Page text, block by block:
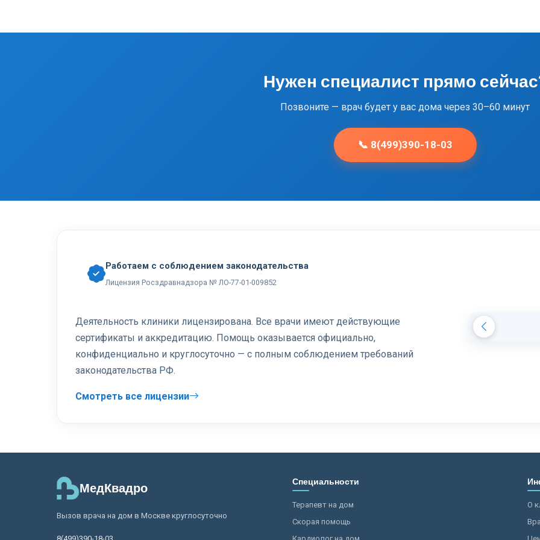
Нужен специалист прямо
Позвоните — врач будет у вас дома через 30–60 минут
📞 8(499)390-18-03
Работаем с соблюдением законодательства
Лицензия Росздравнадзора № ЛО-77-01-009852
Деятельность клиники лицензирована. Все врачи имеют действующие
сертификаты и аккредитацию. Помощь оказывается официально,
конфиденциально и круглосуточно — с полным соблюдением требований
законодательства РФ.
Смотреть все лицензии
МедКвадро
Вызов врача на дом в Москве круглосуточно
Специальности
Терапевт на дом
Скорая помощь
О